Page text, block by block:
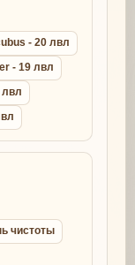
- 20 лвл
- 19 лвл
лвл
чистоты